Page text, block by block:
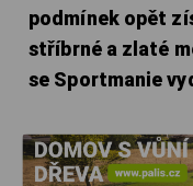
podmínek opět
stříbrné a zlaté
se Sportmanie